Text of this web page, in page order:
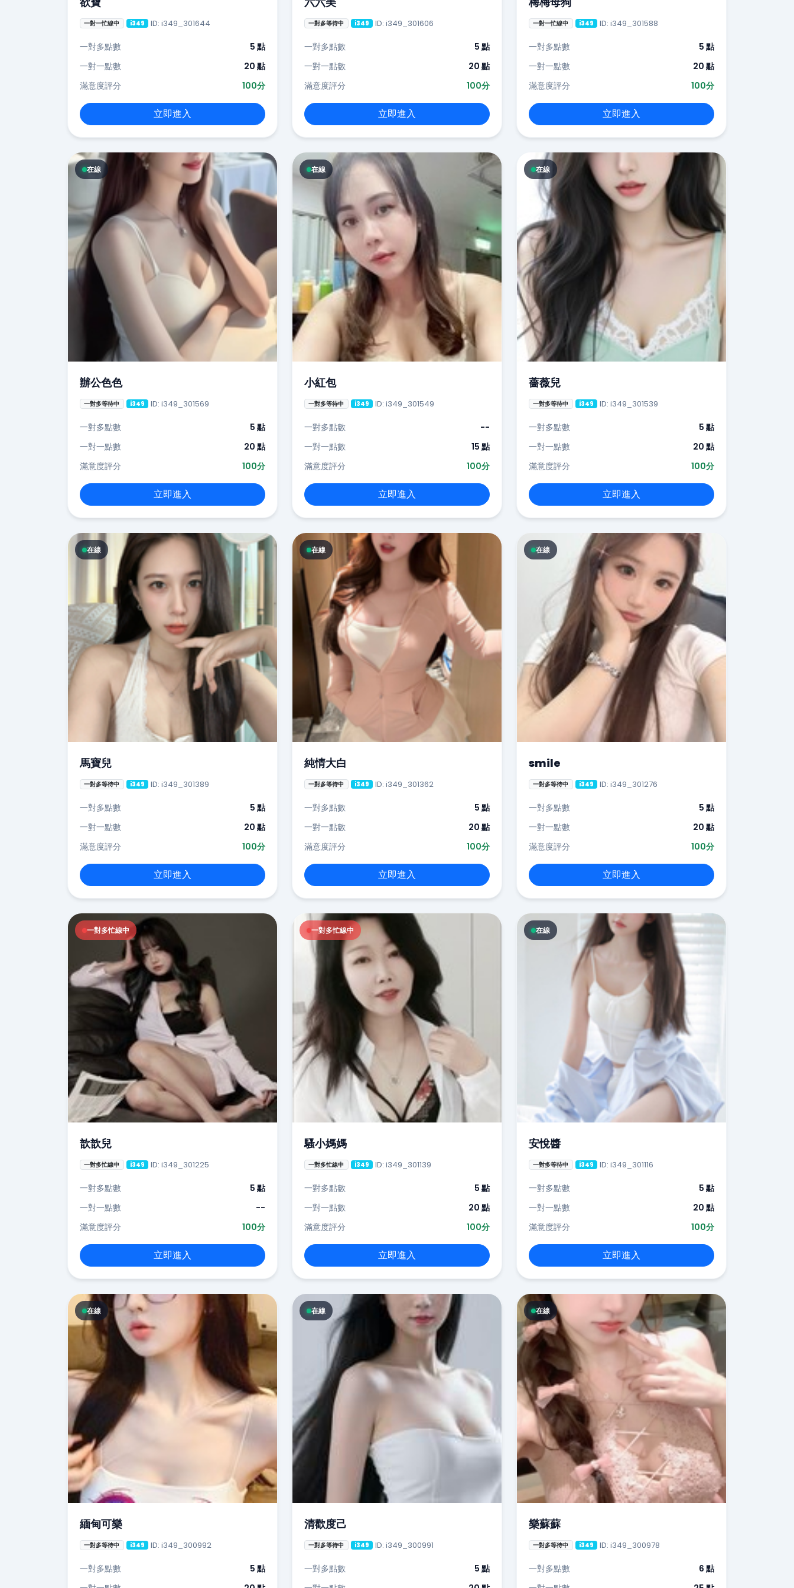
一對一忙線中 i349 ID: i349_301644
一對多點數
5 點
一對一點數
20 點
滿意度評分
100分
立即進入
一對多等待中 i349 ID: i349_301606
一對多點數
5 點
一對一點數
20 點
滿意度評分
100分
立即進入
一對一忙線中 i349 ID: i349_301588
一對多點數
5 點
一對一點數
20 點
滿意度評分
100分
立即進入
在線
辦公色色
一對多等待中 i349 ID: i349_301569
一對多點數
5 點
一對一點數
20 點
滿意度評分
100分
立即進入
在線
小紅包
一對多等待中 i349 ID: i349_301549
一對多點數
--
一對一點數
15 點
滿意度評分
100分
立即進入
在線
薔薇兒
一對多等待中 i349 ID: i349_301539
一對多點數
5 點
一對一點數
20 點
滿意度評分
100分
立即進入
在線
馬寶兒
一對多等待中 i349 ID: i349_301389
一對多點數
5 點
一對一點數
20 點
滿意度評分
100分
立即進入
在線
純情大白
一對多等待中 i349 ID: i349_301362
一對多點數
5 點
一對一點數
20 點
滿意度評分
100分
立即進入
在線
smile
一對多等待中 i349 ID: i349_301276
一對多點數
5 點
一對一點數
20 點
滿意度評分
100分
立即進入
一對多忙線中
歆歆兒
一對多忙線中 i349 ID: i349_301225
一對多點數
5 點
一對一點數
--
滿意度評分
100分
立即進入
一對多忙線中
騷小媽媽
一對多忙線中 i349 ID: i349_301139
一對多點數
5 點
一對一點數
20 點
滿意度評分
100分
立即進入
在線
安悅醬
一對多等待中 i349 ID: i349_301116
一對多點數
5 點
一對一點數
20 點
滿意度評分
100分
立即進入
在線
緬甸可樂
一對多等待中 i349 ID: i349_300992
一對多點數
5 點
在線
清歡度己
一對多等待中 i349 ID: i349_300991
一對多點數
5 點
在線
樂蘇蘇
一對多等待中 i349 ID: i349_300978
一對多點數
6 點